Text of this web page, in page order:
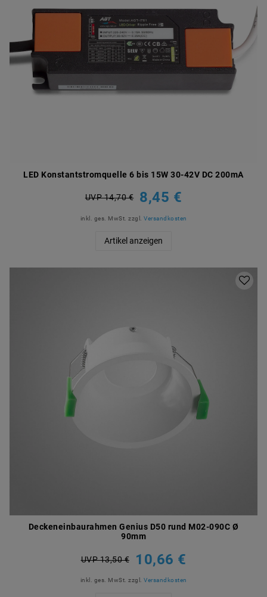
LED Konstantstromquelle 6 bis 15W 30-42V DC 200mA
UVP 14,70 € 8,45 €
inkl. ges. MwSt. zzgl. Versandkosten
Artikel anzeigen
Deckeneinbaurahmen Genius D50 rund M02-090C Ø
90mm
UVP 13,50 € 10,66 €
inkl. ges. MwSt. zzgl. Versandkosten